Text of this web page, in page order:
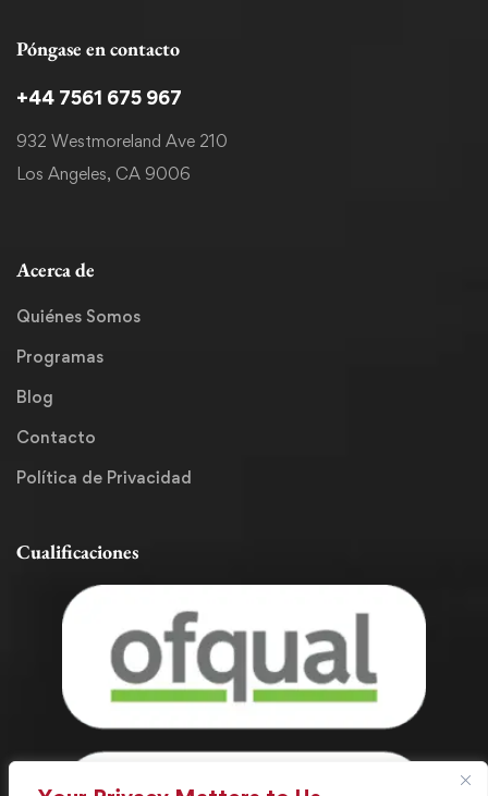
Póngase en contacto
+44 7561 675 967
932 Westmoreland Ave 210
Los Angeles, CA 9006
Acerca de
Quiénes Somos
Programas
Blog
Contacto
Política de Privacidad
Cualificaciones